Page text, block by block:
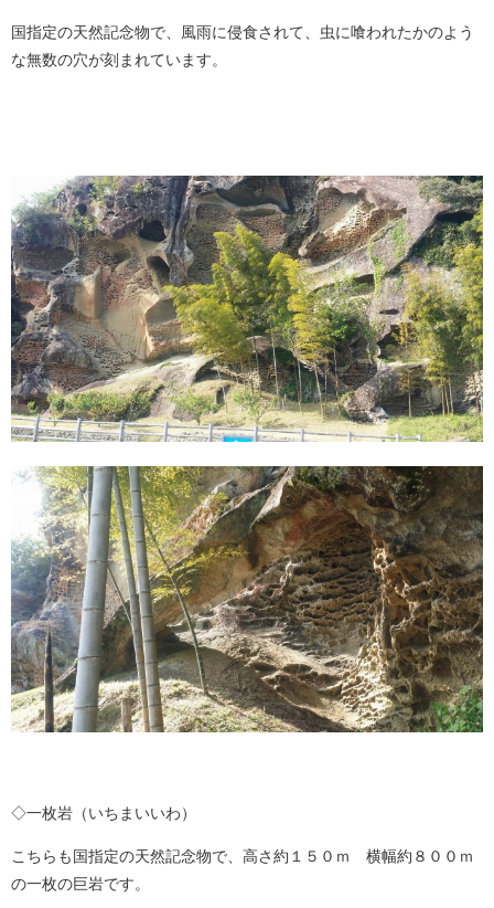
国指定の天然記念物で、風雨に侵食されて、虫に喰われたかのよう
な無数の穴が刻まれています。
◇一枚岩（いちまいいわ）
こちらも国指定の天然記念物で、高さ約１５０ｍ 横幅約８００ｍ
の一枚の巨岩です。